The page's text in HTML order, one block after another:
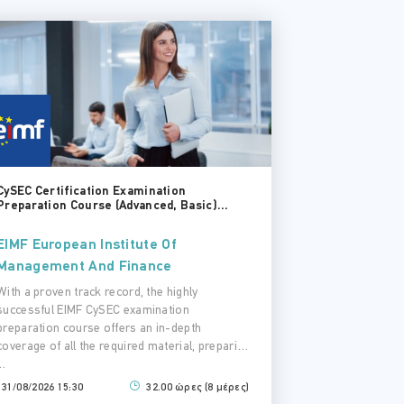
Certification Examination
Course (Advanced, Basic)...
European Institute Of
And Finance
a proven track record, the highly
EIMF CySEC examination
course offers an in-depth
of all the required material, preparing
31/08/2026 15:30 32.00 ώρες (8 μέρες)